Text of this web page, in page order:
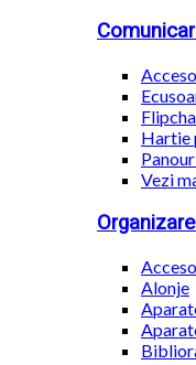
Hartie
Vezi
Alonje